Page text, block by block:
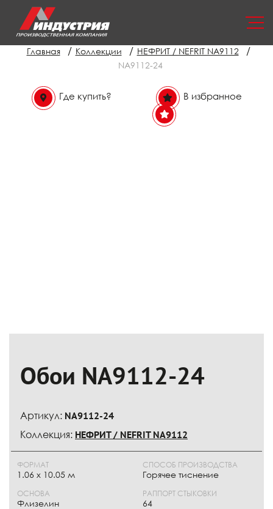
Главная / Коллекции / НЕФРИТ / NEFRIT NA9112 /
NA9112-24
Где купить? В избранное
Обои NA9112-24
Артикул: NA9112-24
Коллекция: НЕФРИТ / NEFRIT NA9112
ФОРМАТ
1.06 x 10.05 м
ОСНОВА
Флизелин
СПОСОБ ПРОИЗВОДСТВА
Горячее тиснение
РАППОРТ СТЫКОВКИ
64